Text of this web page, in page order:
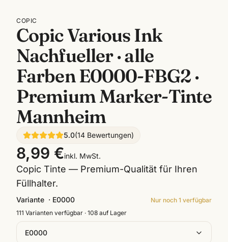
COPIC
Copic Various Ink
Nachfueller · alle
Farben E0000-FBG2 ·
Premium Marker-Tinte
Mannheim
5.0(14 Bewertungen)
8,99 €inkl. MwSt.
Copic Tinte — Premium-Qualität für Ihren
Füllhalter.
Variante · E0000 Nur noch 1 verfügbar
111 Varianten verfügbar · 108 auf Lager
E0000